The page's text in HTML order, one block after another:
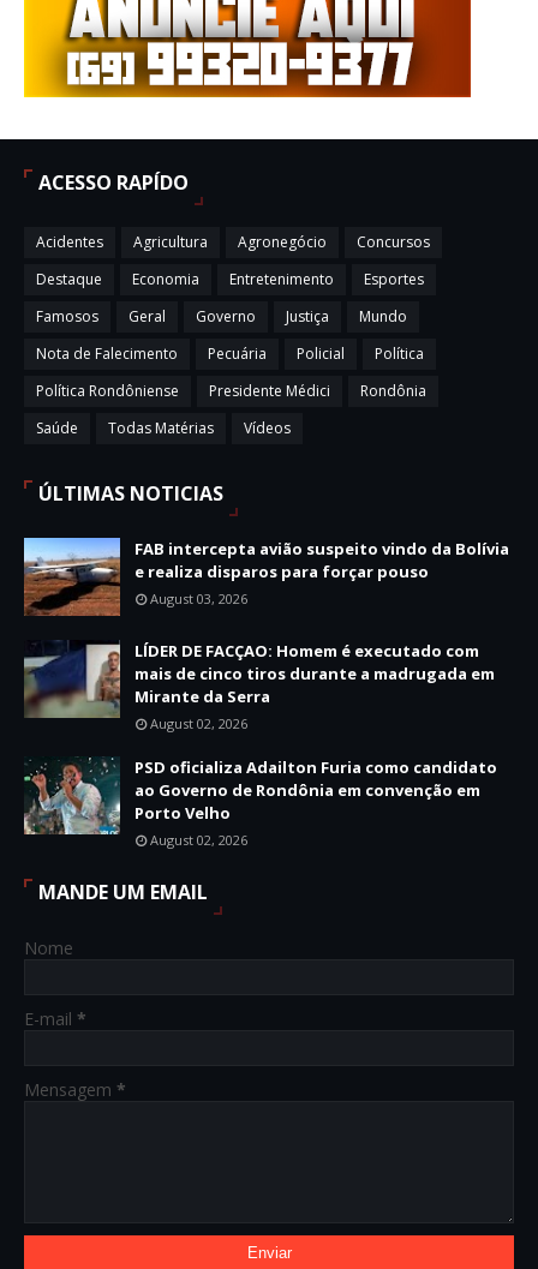
ACESSO RAPÍDO
Acidentes Agricultura Agronegócio
Concursos
Destaque
Economia Entretenimento
Esportes
Famosos
Geral Governo Justiça
Mundo
Nota de Falecimento
Pecuária Policial
Política
Política Rondôniense
Presidente Médici
Rondônia
Saúde
Todas Matérias Vídeos
ÚLTIMAS NOTICIAS
FAB intercepta avião suspeito vindo da Bolívia
e realiza disparos para forçar pouso
August 03, 2026
LÍDER DE FACÇAO: Homem é executado com
mais de cinco tiros durante a madrugada em
Mirante da Serra
August 02, 2026
PSD oficializa Adailton Furia como candidato
ao Governo de Rondônia em convenção em
Porto Velho
August 02, 2026
MANDE UM EMAIL
Nome
E-mail *
Mensagem *